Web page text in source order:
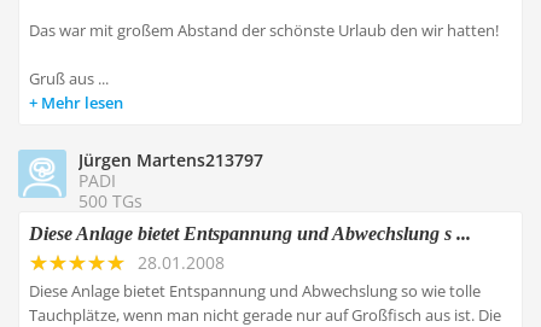
Das war mit großem Abstand der schönste Urlaub den wir hatten!
Gruß aus ...
Mehr lesen
Jürgen Martens213797
PADI
500 TGs
Diese Anlage bietet Entspannung und Abwechslung s ...
28.01.2008
Diese Anlage bietet Entspannung und Abwechslung so wie tolle
Tauchplätze, wenn man nicht gerade nur auf Großfisch aus ist. Die